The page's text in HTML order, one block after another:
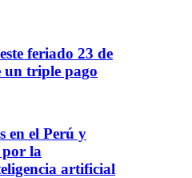
feriado 23 de
un triple pago
en el Perú y
por la
artificial